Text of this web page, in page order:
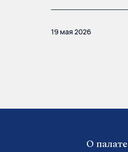
19 мая 2026
О палате